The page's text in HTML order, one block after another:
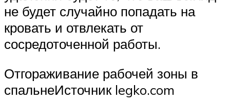
не будет случайно попадать на
кровать и отвлекать от
сосредоточенной работы.
Отгораживание рабочей зоны в
спальнеИсточник legko.com